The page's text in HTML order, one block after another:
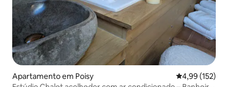
Apartamento em Poisy Classificação
4,99 (152)